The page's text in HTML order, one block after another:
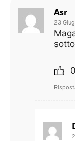
Asr
23
0